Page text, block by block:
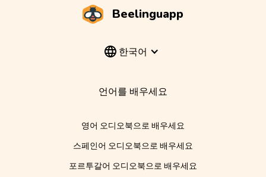
Beelinguapp
한국어
언어를 배우세요
영어 오디오북으로 배우세요
스페인어 오디오북으로 배우세요
포르투갈어 오디오북으로 배우세요